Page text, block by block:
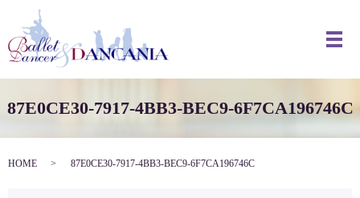
メ
87E0CE30-7917-4BB3-BEC9-6F7CA196746C
HOME 87E0CE30-7917-4BB3-BEC9-6F7CA196746C